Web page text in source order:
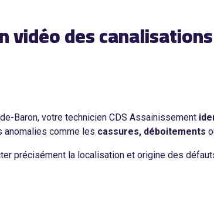
vidéo des
Baron, votre technicien CDS Assainissement
anomalies comme les cassures, déboitements
précisément la localisation et origine des